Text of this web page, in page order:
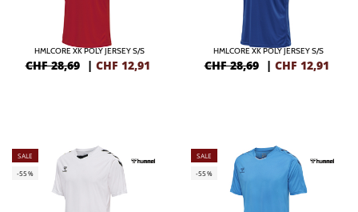
HMLCORE XK POLY JERSEY S/S
CHF 28,69 | CHF 12,91
HMLCORE XK POLY JERSEY S/S
CHF 28,69 | CHF 12,91
SALE
-55%
SALE
-55%